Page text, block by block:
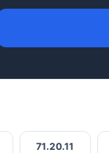
71.20.11